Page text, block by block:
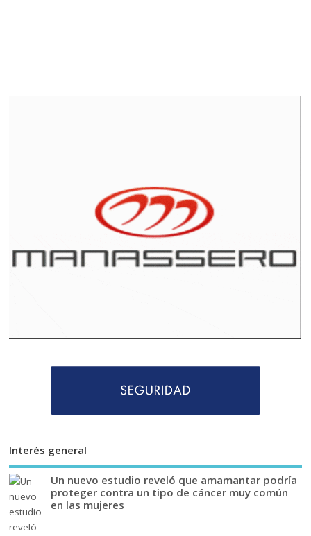
Interés general
Un nuevo estudio reveló que amamantar podría
proteger contra un tipo de cáncer muy común
en las mujeres